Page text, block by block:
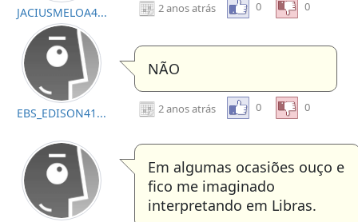
JACIUSMELOA4... 2 anos atrás 0 0
EBS_EDISON41...
NÃO
2 anos atrás 0 0
Em algumas ocasiões ouço e
fico me imaginado
interpretando em Libras.